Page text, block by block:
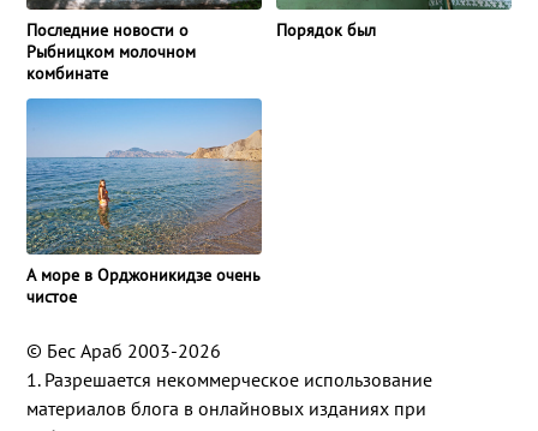
Последние новости о
Рыбницком молочном
комбинате
Порядок был
А море в Орджоникидзе очень
чистое
© Бес Араб 2003-2026
1. Разрешается некоммерческое использование
материалов блога в онлайновых изданиях при